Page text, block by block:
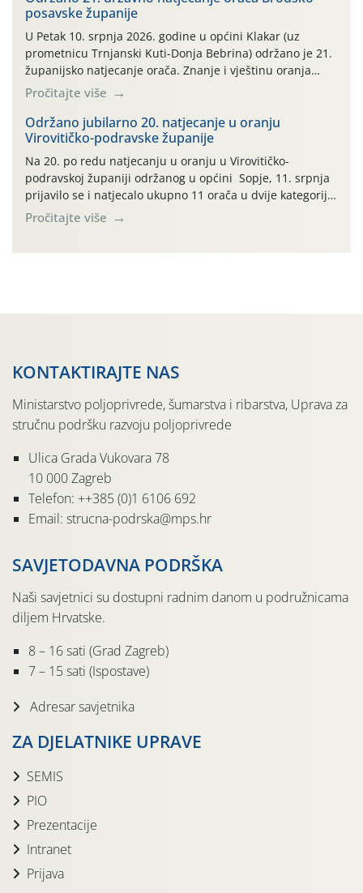
nerazdvojivo vezani. Ove 2026. godine tu […]
posavske županije
U Petak 10. srpnja 2026. godine u općini Klakar (uz
prometnicu Trnjanski Kuti-Donja Bebrina) održano je 21.
županijsko natjecanje orača. Znanje i vještinu oranja
odmjerili su 3 natjecatelja u kategoriji plugova ravnjaka i
7 natjecatelja u kategoriji plugova premetnjaka.
Okupljenima su se obratili Željko Kucjenić voditelj
područne službe za stručnu podršku Slavonski Brod,
Tomislav Pendić […]
Pročitajte više
Održano jubilarno 20. natjecanje u oranju
Virovitičko-podravske županije
Na 20. po redu natjecanju u oranju u Virovitičko-
podravskoj županiji održanog u općini Sopje, 11. srpnja
prijavilo se i natjecalo ukupno 11 orača u dvije kategorije:
plugovi premetnjaci sa prijavljena 5 natjecatelja i
plugovi ravnjaci sa prijavljena 6 natjecatelja. Radni dio
Pročitajte više
KONTAKTIRAJTE NAS
Ministarstvo poljoprivrede, šumarstva i ribarstva, Uprava za
stručnu podršku razvoju poljoprivrede
Ulica Grada Vukovara 78
10 000 Zagreb
Telefon: ++385 (0)1 6106 692
Email: strucna-podrska@mps.hr
SAVJETODAVNA PODRŠKA
Naši savjetnici su dostupni radnim danom u podružnicama
diljem Hrvatske.
8 – 16 sati (Grad Zagreb)
7 – 15 sati (Ispostave)
Adresar savjetnika
ZA DJELATNIKE UPRAVE
SEMIS
PIO
Prezentacije
Intranet
Prijava